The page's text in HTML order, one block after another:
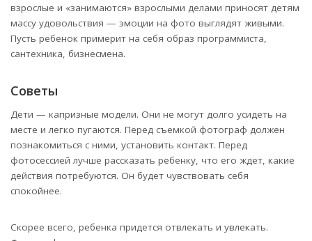
взрослые и «занимаются» взрослыми делами приносят детям
массу удовольствия — эмоции на фото выглядят живыми.
Пусть ребенок примерит на себя образ программиста,
сантехника, бизнесмена.
Советы
Дети — капризные модели. Они не могут долго усидеть на
месте и легко пугаются. Перед съемкой фотограф должен
познакомиться с ними, установить контакт. Перед
фотосессией лучше рассказать ребенку, что его ждет, какие
действия потребуются. Он будет чувствовать себя
спокойнее.
Скорее всего, ребенка придется отвлекать и увлекать.